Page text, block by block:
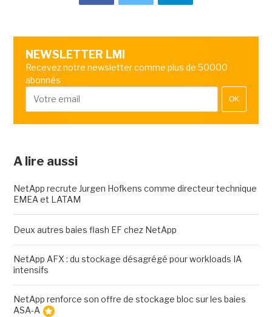
NEWSLETTER LMI
Recevez notre newsletter comme plus de 50000
abonnés
OK
A lire aussi
NetApp recrute Jurgen Hofkens comme directeur technique
EMEA et LATAM
Deux autres baies flash EF chez NetApp
NetApp AFX : du stockage désagrégé pour workloads IA
intensifs
NetApp renforce son offre de stockage bloc sur les baies
ASA-A